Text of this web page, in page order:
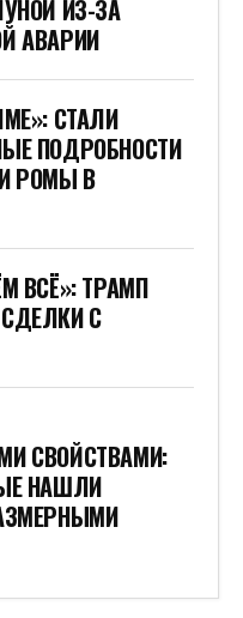
ИЗ-ЗА
АВАРИИ
СТАЛИ
ПОДРОБНОСТИ
РОМЫ В
ВСЁ»: ТРАМП
С
СВОЙСТВАМИ:
НАШЛИ